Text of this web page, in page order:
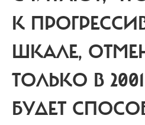
К
ШКАЛЕ,
ТОЛЬКО В
БУДЕТ